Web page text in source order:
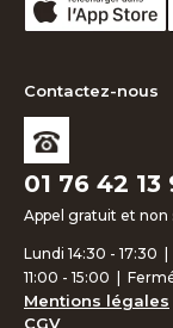
Contactez-nous
01 76 42 13
Appel gratuit et non
Lundi 14:30 - 17:30
11:00 - 15:00 |
Mentions légales
CGV